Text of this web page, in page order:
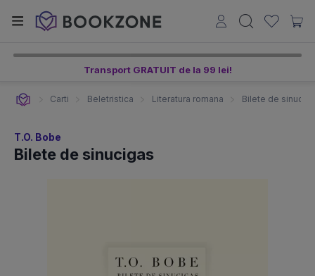
Transport GRATUIT de la 99 lei!
Carti Beletristica Literatura romana Bilete de
T.O. Bobe
Bilete de sinucigas